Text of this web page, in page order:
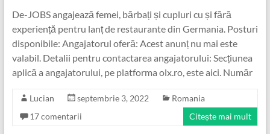
De-JOBS angajează femei, bărbați și cupluri cu și fără
experiență pentru lanț de restaurante din Germania. Posturi
disponibile: Angajatorul oferă: Acest anunț nu mai este
valabil. Detalii pentru contactarea angajatorului: Secțiunea
aplică a angajatorului, pe platforma olx.ro, este aici. Număr
Lucian septembrie 3, 2022
Romania
17 comentarii
Citește mai mult